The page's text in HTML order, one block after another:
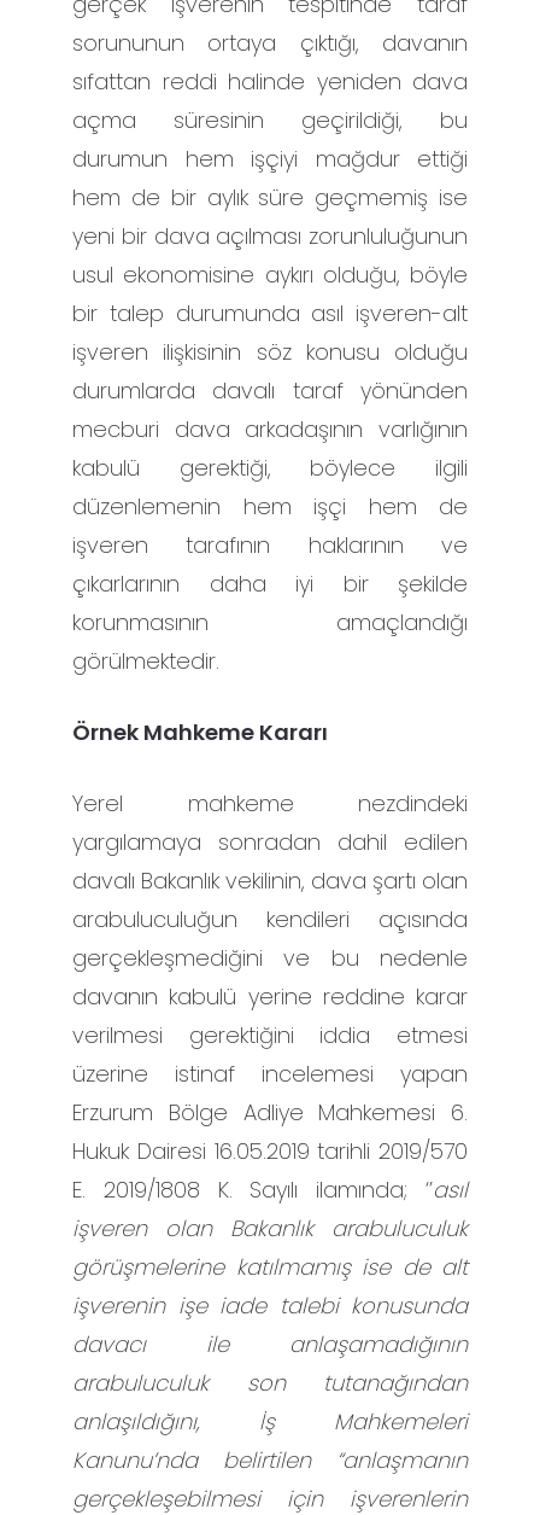
sorununun ortaya çıktığı, davanın
sıfattan reddi halinde yeniden dava
açma süresinin geçirildiği, bu
durumun hem işçiyi mağdur ettiği
hem de bir aylık süre geçmemiş ise
yeni bir dava açılması zorunluluğunun
usul ekonomisine aykırı olduğu, böyle
bir talep durumunda asıl işveren-alt
işveren ilişkisinin söz konusu olduğu
durumlarda davalı taraf yönünden
mecburi dava arkadaşının varlığının
kabulü gerektiği, böylece ilgili
düzenlemenin hem işçi hem de
işveren tarafının haklarının ve
çıkarlarının daha iyi bir şekilde
korunmasının amaçlandığı
görülmektedir.
Örnek Mahkeme Kararı
Yerel mahkeme nezdindeki
yargılamaya sonradan dahil edilen
davalı Bakanlık vekilinin, dava şartı olan
arabuluculuğun kendileri açısında
gerçekleşmediğini ve bu nedenle
davanın kabulü yerine reddine karar
verilmesi gerektiğini iddia etmesi
üzerine istinaf incelemesi yapan
Erzurum Bölge Adliye Mahkemesi 6.
Hukuk Dairesi 16.05.2019 tarihli 2019/570
E. 2019/1808 K. Sayılı ilamında; ‘’asıl
işveren olan Bakanlık arabuluculuk
görüşmelerine katılmamış ise de alt
işverenin işe iade talebi konusunda
davacı ile anlaşamadığının
arabuluculuk son tutanağından
anlaşıldığını, İş Mahkemeleri
Kanunu’nda belirtilen “anlaşmanın
gerçekleşebilmesi için işverenlerin